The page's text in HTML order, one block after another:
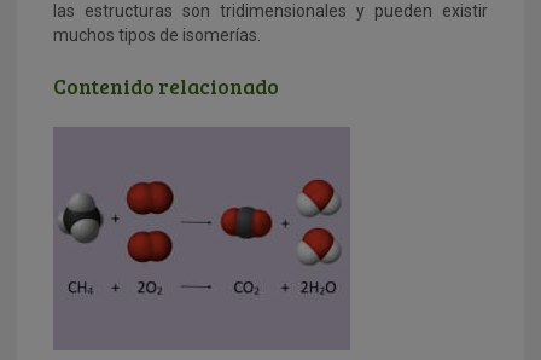
las estructuras son tridimensionales y pueden existir
muchos tipos de isomerías.
Contenido relacionado